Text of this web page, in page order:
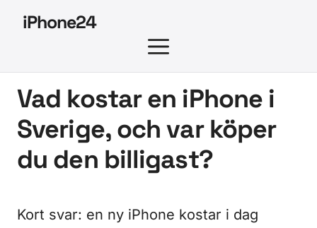
iPhone24
MENY
Vad kostar en iPhone i
Sverige, och var köper
du den billigast?
Kort svar: en ny iPhone kostar i dag